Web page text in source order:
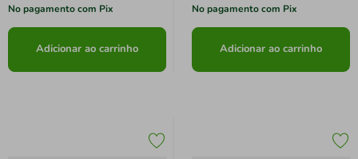
No pagamento com Pix
Adicionar ao carrinho
No pagamento com Pix
Adicionar ao carrinho